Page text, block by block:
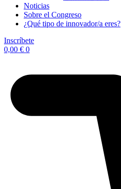
Noticias
Sobre el Congreso
¿Qué tipo de innovador/a eres?
Inscríbete
0,00 € 0